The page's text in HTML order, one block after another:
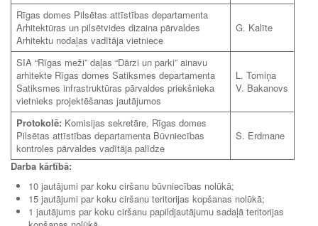
Rīgas domes Pilsētas attīstības departamenta
Arhitektūras un pilsētvides dizaina pārvaldes
Arhitektu nodaļas vadītāja vietniece
G. Kalīte
SIA “Rīgas meži” daļas “Dārzi un parki” ainavu
arhitekte Rīgas domes Satiksmes departamenta
Satiksmes infrastruktūras pārvaldes priekšnieka
vietnieks projektēšanas jautājumos
L. Tomiņa
V. Bakanovs
Protokolē: Komisijas sekretāre, Rīgas domes
Pilsētas attīstības departamenta Būvniecības
kontroles pārvaldes vadītāja palīdze
S. Erdmane
Darba kārtībā:
10 jautājumi par koku ciršanu būvniecības nolūkā;
15 jautājumi par koku ciršanu teritorijas kopšanas nolūkā;
1 jautājums par koku ciršanu papildjautājumu sadaļā teritorijas